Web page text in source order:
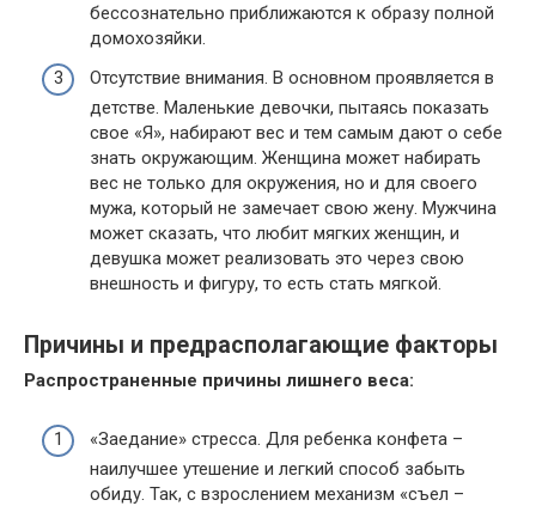
бессознательно приближаются к образу полной
домохозяйки.
Отсутствие внимания. В основном проявляется в
детстве. Маленькие девочки, пытаясь показать
свое «Я», набирают вес и тем самым дают о себе
знать окружающим. Женщина может набирать
вес не только для окружения, но и для своего
мужа, который не замечает свою жену. Мужчина
может сказать, что любит мягких женщин, и
девушка может реализовать это через свою
внешность и фигуру, то есть стать мягкой.
Причины и предрасполагающие факторы
Распространенные причины лишнего веса:
«Заедание» стресса. Для ребенка конфета –
наилучшее утешение и легкий способ забыть
обиду. Так, с взрослением механизм «съел –